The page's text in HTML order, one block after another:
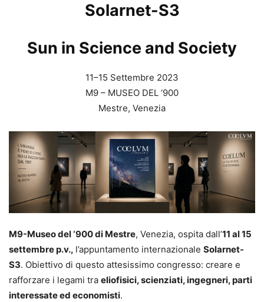
Solarnet-S3
Sun in Science and Society
11–15 Settembre 2023
M9 – MUSEO DEL ‘900
Mestre, Venezia
M9-Museo del ‘900 di Mestre, Venezia, ospita dall’11 al 15
settembre p.v., l’appuntamento internazionale Solarnet-
S3. Obiettivo di questo attesissimo congresso: creare e
rafforzare i legami tra eliofisici, scienziati, ingegneri, parti
interessate ed economisti.